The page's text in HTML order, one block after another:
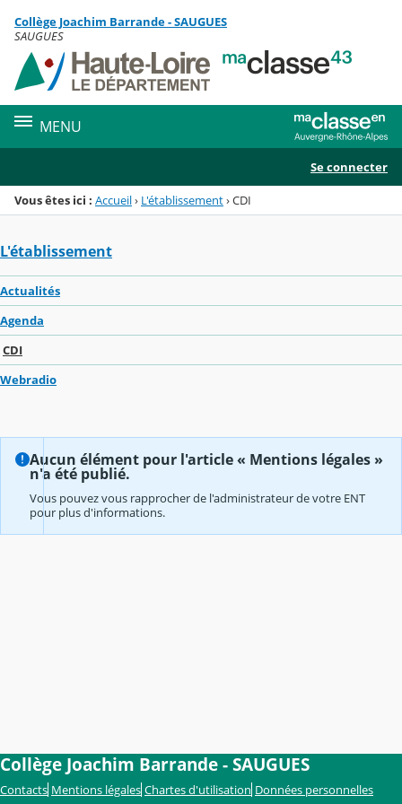
Menu de la rubrique
Contenu
Collège Joachim Barrande - SAUGUES
SAUGUES
MENU
Se connecter
Vous êtes ici : Accueil› L'établissement›CDI
L'établissement
Actualités
Agenda
CDI
Webradio
Aucun élément pour l'article « Mentions légales »
n'a été publié.
Vous pouvez vous rapprocher de l'administrateur de votre ENT
pour plus d'informations.
Collège Joachim Barrande - SAUGUES
Contacts Mentions légales Chartes d'utilisation Données personnelles